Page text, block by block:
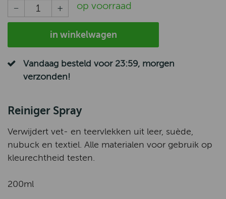
op voorraad
in winkelwagen
Vandaag besteld voor 23:59, morgen
verzonden!
Reiniger Spray
Verwijdert vet- en teervlekken uit leer, suède,
nubuck en textiel. Alle materialen voor gebruik op
kleurechtheid testen.
200ml